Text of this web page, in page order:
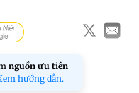
nguồn ưu tiên
hướng dẫn.